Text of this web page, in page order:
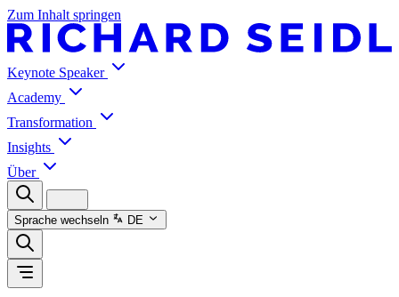
Zum Inhalt springen
Keynote Speaker
Academy
Transformation
Insights
Über
Sprache wechseln DE